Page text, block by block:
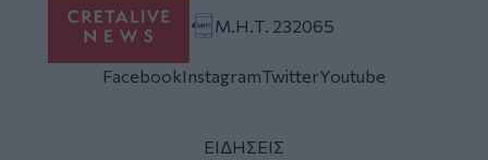
Μ.Η.Τ. 232065
FacebookInstagramTwitterYoutube
ΕΙΔΗΣΕΙΣ